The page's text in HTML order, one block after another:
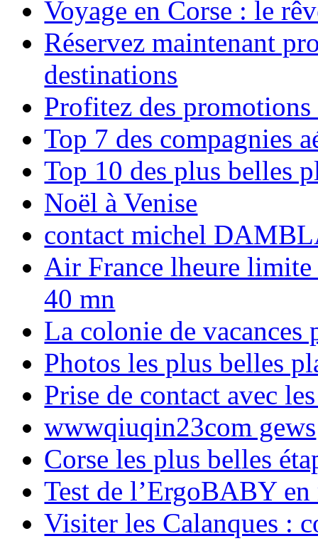
Voyage en Corse : le
Réservez maintenant
destinations
Profitez des
Top 7 des compagnies
Top 10 des plus belles
Noël à Venise
contact michel
Air France lheure limite
40 mn
La colonie de vacances
Photos les plus belles
Prise de contact avec
wwwqiuqin23com gews
Corse les plus belles
Test de l’ErgoBABY en
Visiter les Calanques :